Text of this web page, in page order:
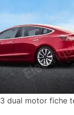
dual motor fiche